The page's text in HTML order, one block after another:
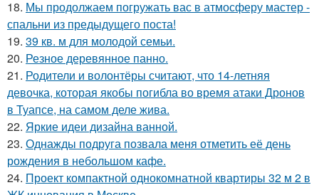
18. Мы продолжаем погружать вас в атмосферу мастер -
спальни из предыдущего поста!
19. 39 кв. м для молодой семьи.
20. Резное деревянное панно.
21. Родители и волонтёры считают, что 14-летняя
девочка, которая якобы погибла во время атаки Дронов
в Туапсе, на самом деле жива.
22. Яркие идеи дизайна ванной.
23. Однажды подруга позвала меня отметить её день
рождения в небольшом кафе.
24. Проект компактной однокомнатной квартиры 32 м 2 в